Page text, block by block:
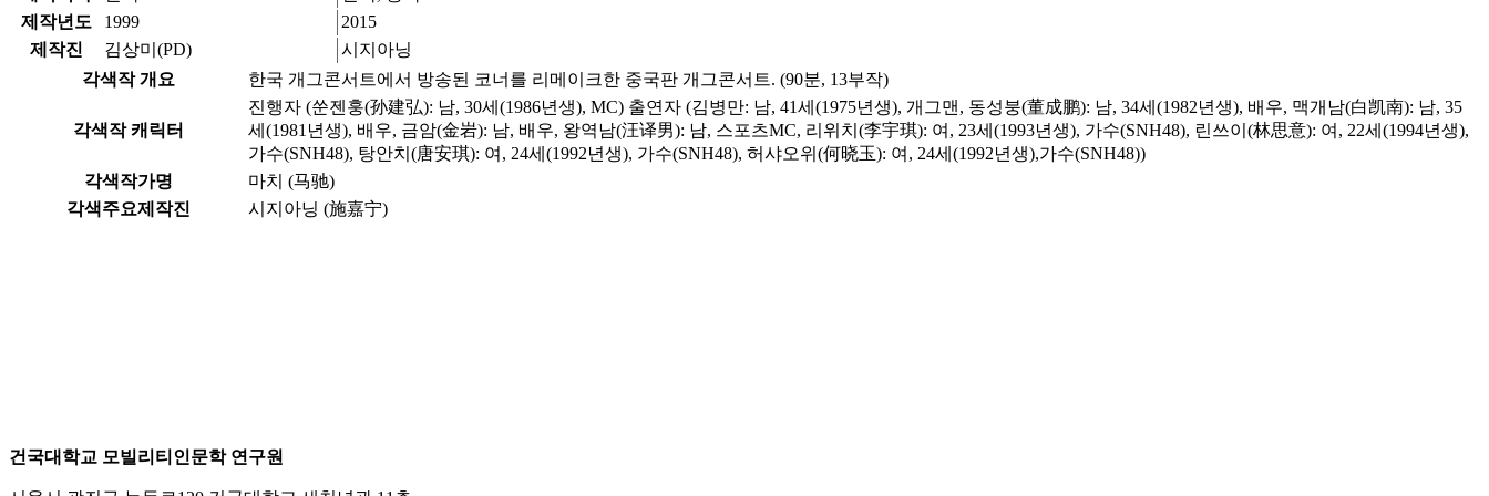
제작년도
1999
2015
제작진
김상미(PD)
시지아닝
각색작 개요
한국 개그콘서트에서 방송된 코너를 리메이크한 중국판 개그콘서트. (90분, 13부작)
각색작 캐릭터
진행자 (쑨젠훙(孙建弘): 남, 30세(1986년생), MC) 출연자 (김병만: 남, 41세(1975년생), 개그맨, 동성붕(董成鹏): 남, 34세(1982년생), 배우, 맥개남(白凯南): 남, 35
세(1981년생), 배우, 금암(金岩): 남, 배우, 왕역남(汪译男): 남, 스포츠MC, 리위치(李宇琪): 여, 23세(1993년생), 가수(SNH48), 린쓰이(林思意): 여, 22세(1994년생),
가수(SNH48), 탕안치(唐安琪): 여, 24세(1992년생), 가수(SNH48), 허샤오위(何晓玉): 여, 24세(1992년생),가수(SNH48))
각색작가명
마치 (马驰)
각색주요제작진
시지아닝 (施嘉宁)
건국대학교 모빌리티인문학 연구원